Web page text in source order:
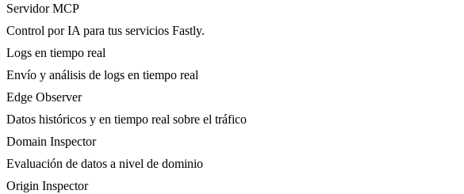
Servidor MCP
Control por IA para tus servicios Fastly.
Logs en tiempo real
Envío y análisis de logs en tiempo real
Edge Observer
Datos históricos y en tiempo real sobre el tráfico
Domain Inspector
Evaluación de datos a nivel de dominio
Origin Inspector